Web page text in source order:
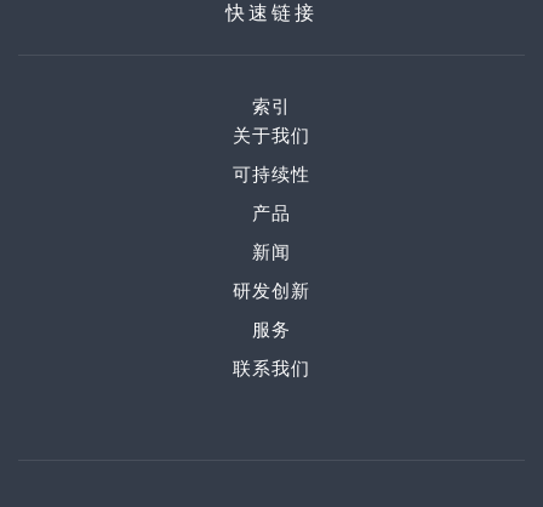
快速链接
索引
关于我们
可持续性
产品
新闻
研发创新
服务
联系我们